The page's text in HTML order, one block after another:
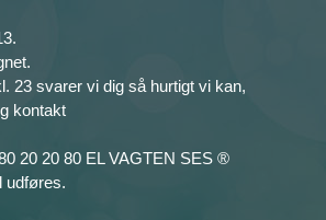
23 svarer vi dig så hurtigt vi kan,
kontakt
20 20 80 EL VAGTEN SES ®
udføres.